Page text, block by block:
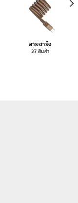
สายชาร์จ
37 สินค้า